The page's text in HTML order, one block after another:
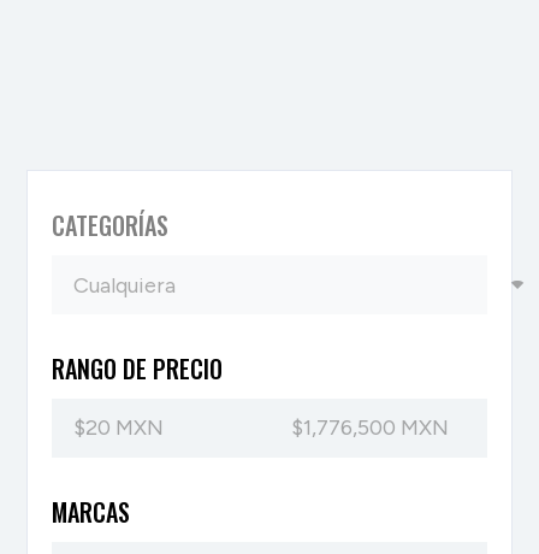
CATEGORÍAS
RANGO DE PRECIO
MARCAS